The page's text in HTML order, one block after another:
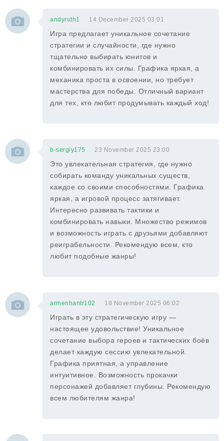
andyruth1 14 December 2025 03:01
Игра предлагает уникальное сочетание
стратегии и случайности, где нужно
тщательно выбирать юнитов и
комбинировать их силы. Графика яркая, а
механика проста в освоении, но требует
мастерства для победы. Отличный вариант
для тех, кто любит продумывать каждый ход!
b-sergiy175 23 November 2025 23:00
Это увлекательная стратегия, где нужно
собирать команду уникальных существ,
каждое со своими способностями. Графика
яркая, а игровой процесс затягивает.
Интересно развивать тактики и
комбинировать навыки. Множество режимов
и возможность играть с друзьями добавляют
реиграбельности. Рекомендую всем, кто
любит подобные жанры!
armenhantr102 18 November 2025 06:02
Играть в эту стратегическую игру —
настоящее удовольствие! Уникальное
сочетание выбора героев и тактических боёв
делает каждую сессию увлекательной.
Графика приятная, а управление
интуитивное. Возможность прокачки
персонажей добавляет глубины. Рекомендую
всем любителям жанра!